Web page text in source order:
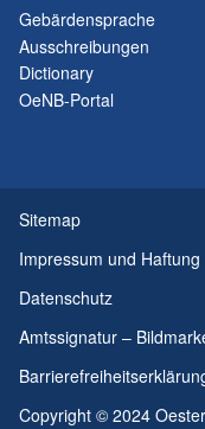
Gebärdensprache
Ausschreibungen
Dictionary
OeNB-Portal
Sitemap
Impressum und Haftung
Datenschutz
Amtssignatur –
Copyright © 2024